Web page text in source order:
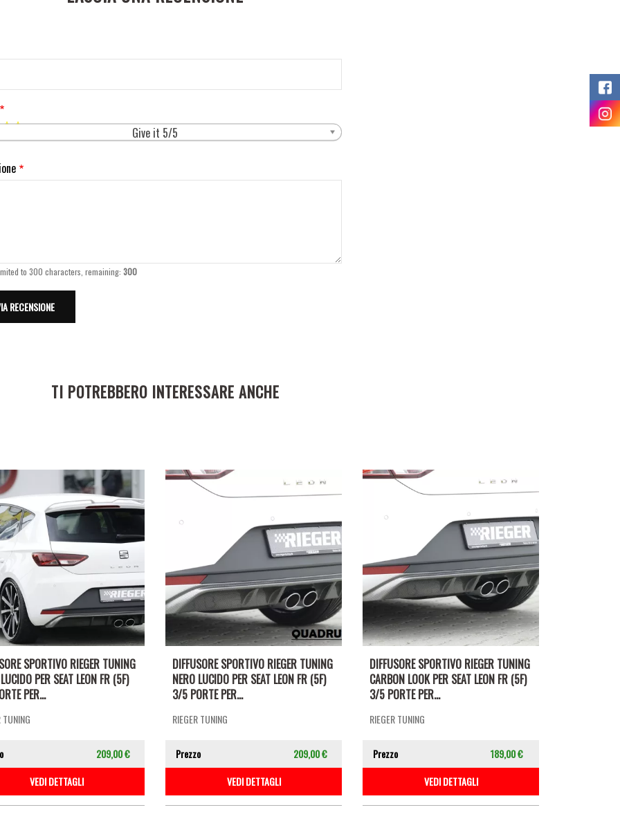
Give it 5/5
to 300 characters, remaining: 300
TI POTREBBERO INTERESSARE ANCHE
SPORTIVO RIEGER TUNING
PER SEAT LEON FR (5F)
PER...
TUNING
209,00 €
VEDI DETTAGLI
DIFFUSORE SPORTIVO RIEGER TUNING
NERO LUCIDO PER SEAT LEON FR (5F)
3/5 PORTE PER...
RIEGER TUNING
Prezzo
209,00 €
VEDI DETTAGLI
DIFFUSORE SPORTIVO RIEGER TUNING
CARBON LOOK PER SEAT LEON FR (5F)
3/5 PORTE PER...
RIEGER TUNING
Prezzo
189,00 €
VEDI DETTAGLI